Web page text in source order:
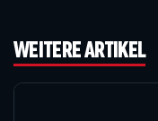
WEITERE ARTIKEL